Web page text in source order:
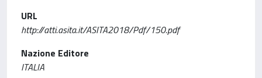
URL
http://atti.asita.it/ASITA2018/Pdf/150.pdf
Nazione Editore
ITALIA